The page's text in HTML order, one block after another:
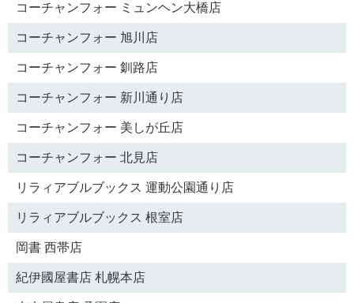
コーチャンフォー ミュンヘン大橋店
コーチャンフォー 旭川店
コーチャンフォー 釧路店
コーチャンフォー 新川通り店
コーチャンフォー 美しが丘店
コーチャンフォー 北見店
リラィアブルブックス 運動公園通り店
リラィアブルブックス 根室店
岡書 西帯店
紀伊國屋書店 札幌本店